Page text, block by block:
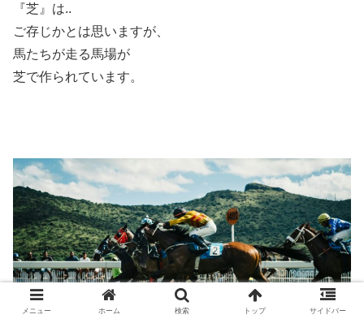
『芝』は..
ご存じかとは思いますが、
馬たちが走る馬場が
芝で作られています。
メニュー ホーム 検索 トップ サイドバー